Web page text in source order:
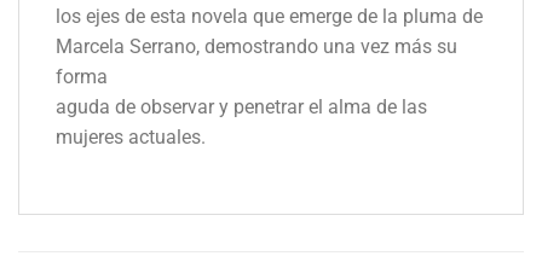
los ejes de esta novela que emerge de la pluma de
Marcela Serrano, demostrando una vez más su
forma
aguda de observar y penetrar el alma de las
mujeres actuales.